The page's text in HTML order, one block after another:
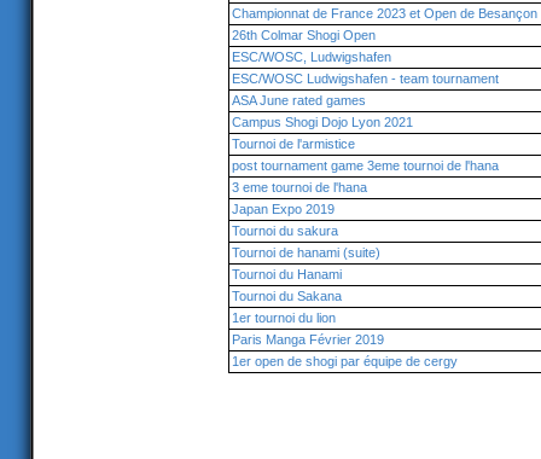
Championnat de France 2023 et Open de Besançon
26th Colmar Shogi Open
ESC/WOSC, Ludwigshafen
ESC/WOSC Ludwigshafen - team tournament
ASA June rated games
Campus Shogi Dojo Lyon 2021
Tournoi de l'armistice
post tournament game 3eme tournoi de l'hana
3 eme tournoi de l'hana
Japan Expo 2019
Tournoi du sakura
Tournoi de hanami (suite)
Tournoi du Hanami
Tournoi du Sakana
1er tournoi du lion
Paris Manga Février 2019
1er open de shogi par équipe de cergy